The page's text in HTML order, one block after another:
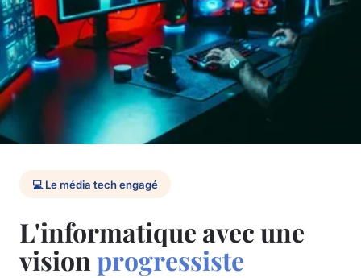
💻 Le média tech engagé
L'informatique avec une
vision progressiste